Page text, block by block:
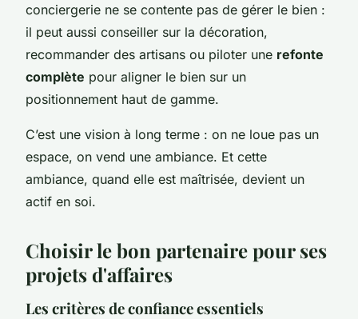
conciergerie ne se contente pas de gérer le bien :
il peut aussi conseiller sur la décoration,
recommander des artisans ou piloter une refonte
complète pour aligner le bien sur un
positionnement haut de gamme.
C’est une vision à long terme : on ne loue pas un
espace, on vend une ambiance. Et cette
ambiance, quand elle est maîtrisée, devient un
actif en soi.
Choisir le bon partenaire pour ses
projets d'affaires
Les critères de confiance essentiels